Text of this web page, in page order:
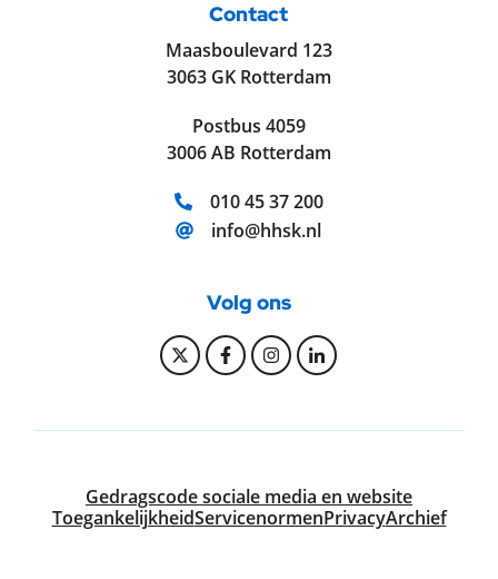
Contact
Maasboulevard 123
3063 GK Rotterdam
Postbus 4059
3006 AB Rotterdam
Telefoonnummer:
010 45 37 200
E-mailadres:
info@hhsk.nl
Volg ons
Bekijk onze Twitter pagina
Bekijk onze Facebook
Bekijk onze Instagram
Bekijk onze
Gedragscode sociale media en website
ToegankelijkheidServicenormenPrivacyArchief